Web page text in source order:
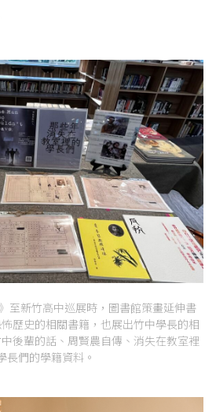
至新竹高中巡展時，圖書館策畫延伸書
歷史的相關書籍，也展出竹中學長的相
後輩的話、周賢農自傳、消失在教室裡
長們的學籍資料。